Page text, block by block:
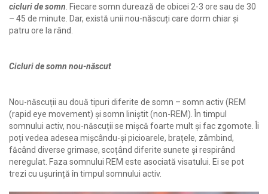
cicluri de somn . Fiecare somn durează de obicei 2-3 ore sau de 30
– 45 de minute. Dar, există unii nou-născuți care dorm chiar și
patru ore la rând.
Cicluri de somn nou-născut
Nou-născuții au două tipuri diferite de somn – somn activ (REM
(rapid eye movement) și somn liniștit (non-REM). În timpul
somnului activ, nou-născuții se mișcă foarte mult și fac zgomote. Îi
poți vedea adesea mișcându-și picioarele, brațele, zâmbind,
făcând diverse grimase, scoțând diferite sunete și respirând
neregulat. Faza somnului REM este asociată visatului. Ei se pot
trezi cu ușurință în timpul somnului activ.